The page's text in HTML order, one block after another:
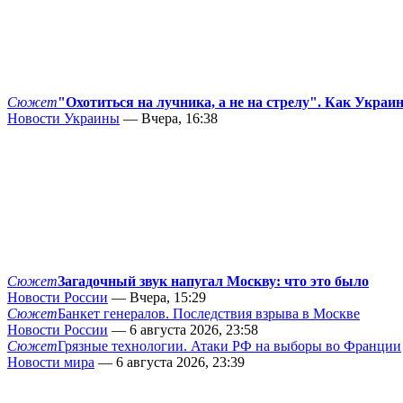
Сюжет"Охотиться на лучника, а не на стрелу". Как
Новости Украины — Вчера, 16:38
СюжетЗагадочный звук напугал Москву: что это было
Новости России — Вчера, 15:29
СюжетБанкет генералов. Последствия взрыва в Москве
Новости России — 6 августа 2026, 23:58
СюжетГрязные технологии. Атаки РФ на выборы во Франции
Новости мира — 6 августа 2026, 23:39